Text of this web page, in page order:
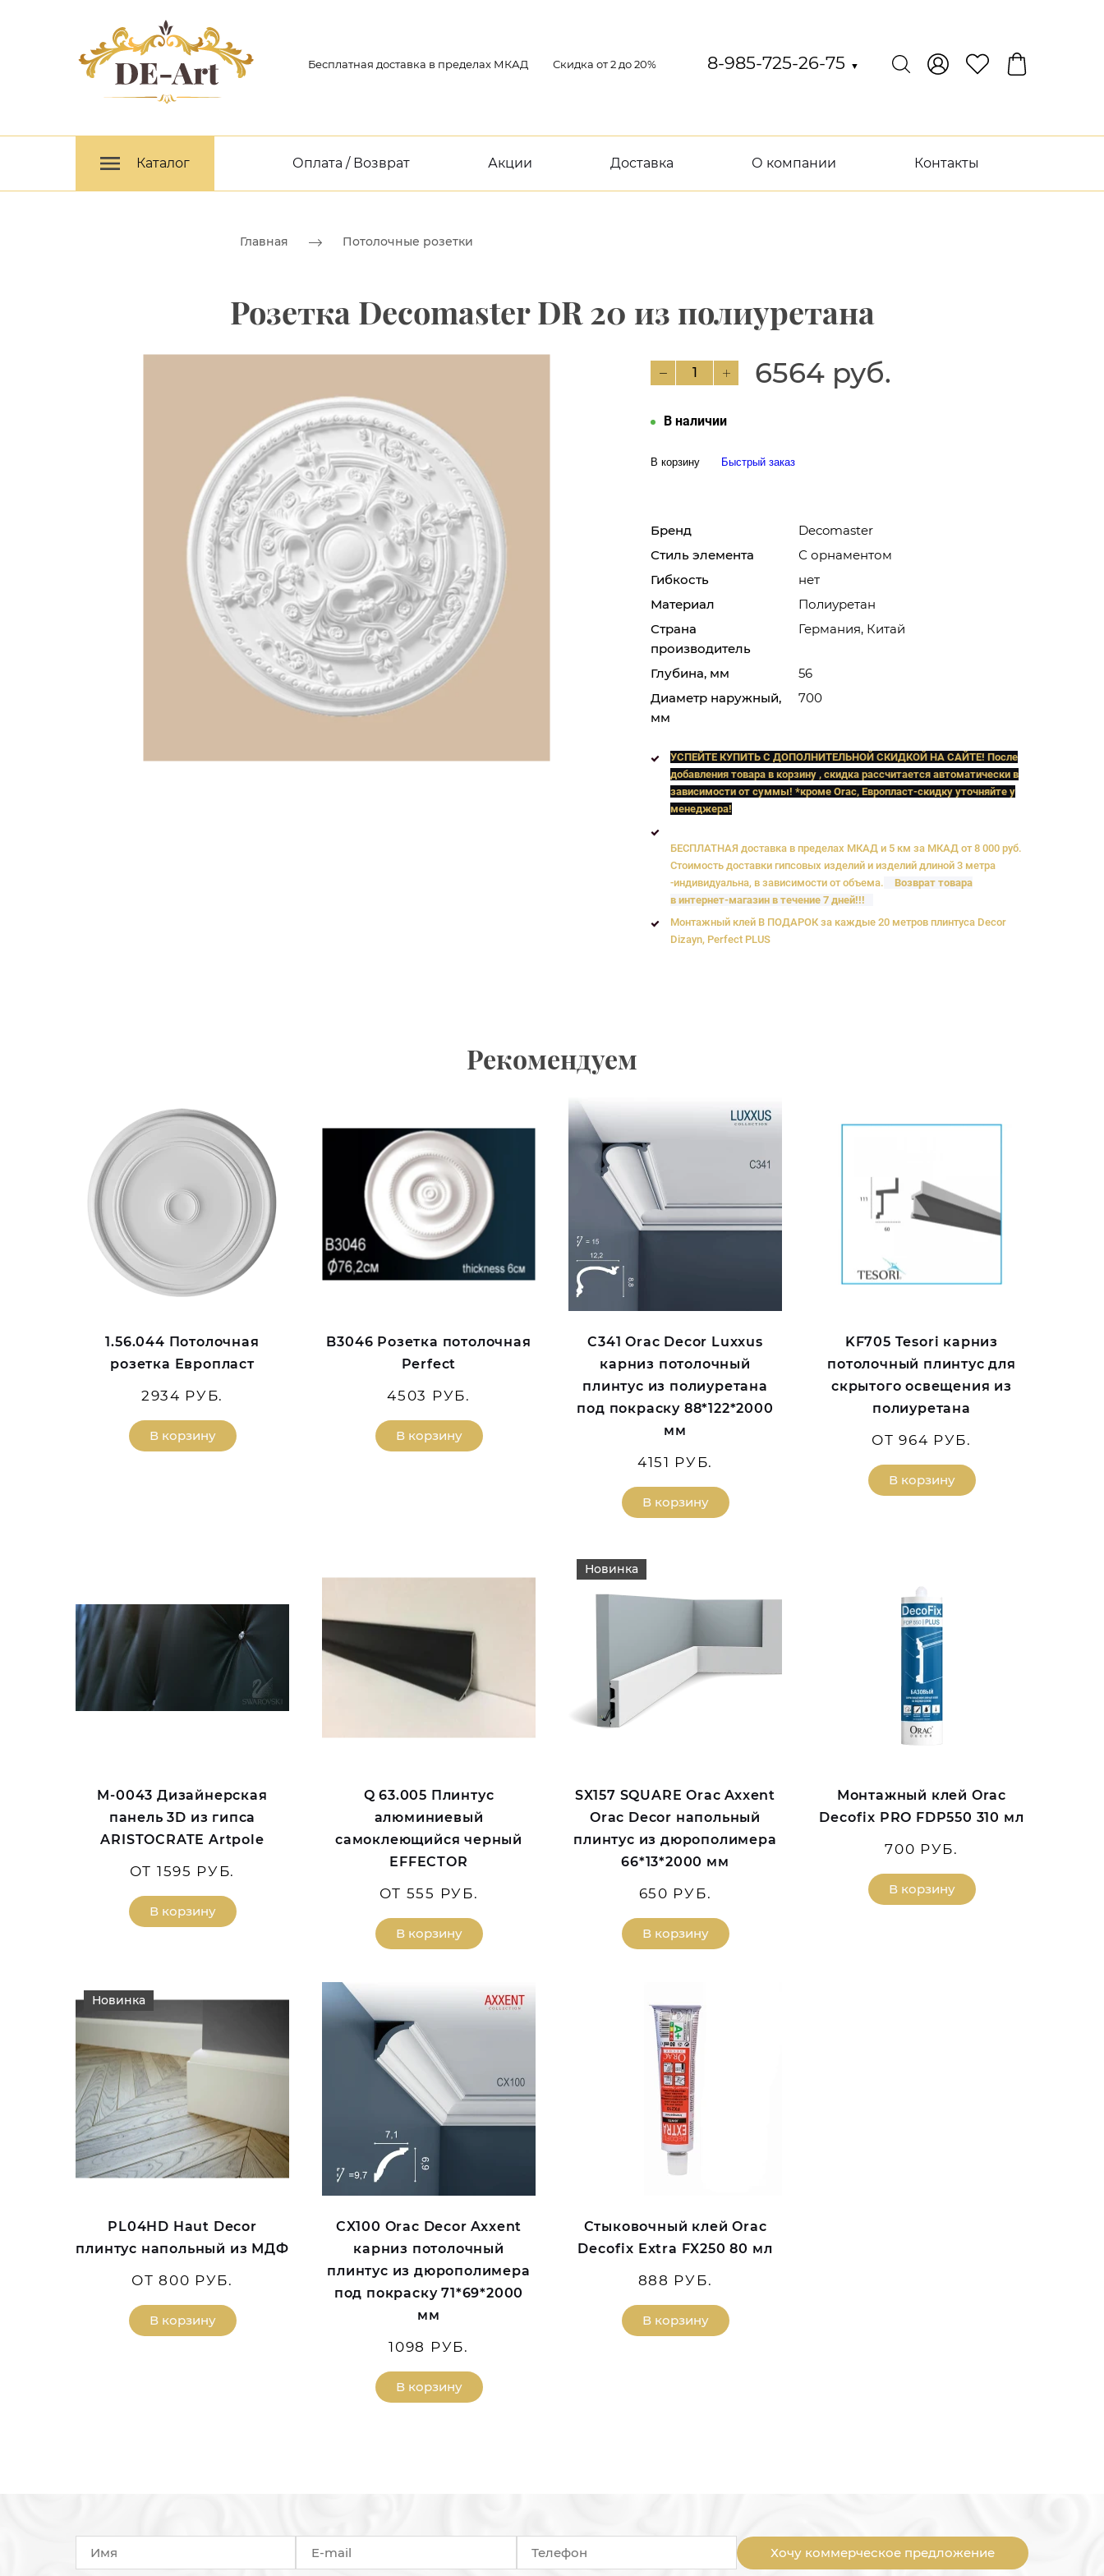
Бесплатная доставка в пределах МКАД Скидка от 2 до 20% 8-985-725-26-75 ▼
Каталог Оплата / Возврат Акции Доставка О компании Контакты
Главная Потолочные розетки
Розетка Decomaster DR 20 из полиуретана
6564 руб.
В наличии
В корзину Быстрый заказ
Бренд
Decomaster
Стиль элемента
С орнаментом
Гибкость
нет
Материал
Полиуретан
Страна
производитель
Германия, Китай
Глубина, мм
56
Диаметр наружный,
мм
700
УСПЕЙТЕ КУПИТЬ C ДОПОЛНИТЕЛЬНОЙ СКИДКОЙ НА САЙТЕ! После
добавления товара в корзину , скидка рассчитается автоматически в
зависимости от суммы! *кроме Orac, Европласт-скидку уточняйте у
менеджера!
БЕСПЛАТНАЯ доставка в пределах МКАД и 5 км за МКАД от 8 000 руб.
Стоимость доставки гипсовых изделий и изделий длиной 3 метра
-индивидуальна, в зависимости от объема.
Возврат товара
в интернет-магазин в течение 7 дней!!!
Монтажный клей В ПОДАРОК за каждые 20 метров плинтуса Decor
Dizayn, Perfect PLUS
Рекомендуем
1.56.044 Потолочная
розетка Европласт
2934 РУБ.
В корзину
B3046 Розетка потолочная
Perfect
4503 РУБ.
В корзину
C341 Orac Decor Luxxus
карниз потолочный
плинтус из полиуретана
под покраску 88*122*2000
мм
4151 РУБ.
В корзину
KF705 Tesori карниз
потолочный плинтус для
скрытого освещения из
полиуретана
ОТ 964 РУБ.
В корзину
M-0043 Дизайнерская
панель 3D из гипса
ARISTOCRATE Artpole
ОТ 1595 РУБ.
В корзину
Q 63.005 Плинтус
алюминиевый
самоклеющийся черный
EFFECTOR
ОТ 555 РУБ.
В корзину
Новинка
SX157 SQUARE Orac Axxent
Orac Decor напольный
плинтус из дюрополимера
66*13*2000 мм
650 РУБ.
В корзину
Монтажный клей Orac
Decofix PRO FDP550 310 мл
700 РУБ.
В корзину
Новинка
PL04HD Haut Decor
плинтус напольный из МДФ
ОТ 800 РУБ.
В корзину
CX100 Orac Decor Axxent
карниз потолочный
плинтус из дюрополимера
под покраску 71*69*2000
мм
1098 РУБ.
В корзину
Стыковочный клей Orac
Decofix Extra FX250 80 мл
888 РУБ.
В корзину
Хочу коммерческое предложение